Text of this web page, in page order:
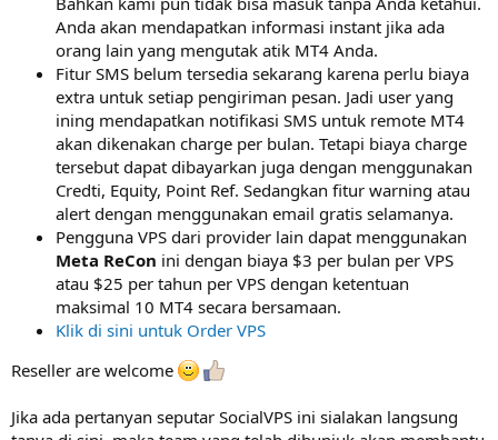
Anda akan mendapatkan informasi instant jika ada
orang lain yang mengutak atik MT4 Anda.
Fitur SMS belum tersedia sekarang karena perlu biaya
extra untuk setiap pengiriman pesan. Jadi user yang
ining mendapatkan notifikasi SMS untuk remote MT4
akan dikenakan charge per bulan. Tetapi biaya charge
tersebut dapat dibayarkan juga dengan menggunakan
Credti, Equity, Point Ref. Sedangkan fitur warning atau
alert dengan menggunakan email gratis selamanya.
Pengguna VPS dari provider lain dapat menggunakan
Meta ReCon ini dengan biaya $3 per bulan per VPS
atau $25 per tahun per VPS dengan ketentuan
maksimal 10 MT4 secara bersamaan.
Klik di sini untuk Order VPS
Reseller are welcome
Jika ada pertanyan seputar SocialVPS ini sialakan langsung